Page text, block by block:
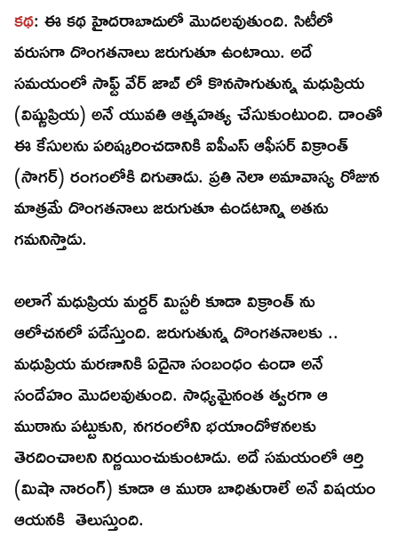
కథ: ఈ కథ హైదరాబాదులో మొదలవుతుంది. సిటీలో
వరుసగా దొంగతనాలు జరుగుతూ ఉంటాయి. అదే
సమయంలో సాఫ్ట్ వేర్ జాబ్ లో కొనసాగుతున్న మధుప్రియ
(విష్ణుప్రియ) అనే యువతి ఆత్మహత్య చేసుకుంటుంది. దాంతో
ఈ కేసులను పరిష్కరించడానికి ఐపీఎస్ ఆఫీసర్ విక్రాంత్
(సాగర్) రంగంలోకి దిగుతాడు. ప్రతి నెలా అమావాస్య రోజున
మాత్రమే దొంగతనాలు జరుగుతూ ఉండటాన్ని అతను
గమనిస్తాడు.
అలాగే మధుప్రియ మర్డర్ మిస్టరీ కూడా విక్రాంత్ ను
ఆలోచనలో పడేస్తుంది. జరుగుతున్న దొంగతనాలకు ..
మధుప్రియ మరణానికి ఏదైనా సంబంధం ఉందా అనే
సందేహం మొదలవుతుంది. సాధ్యమైనంత త్వరగా ఆ
ముఠాను పట్టుకుని, నగరంలోని భయాందోళనలకు
తెరదించాలని నిర్ణయించుకుంటాడు. అదే సమయంలో ఆర్తి
(మిషా నారంగ్) కూడా ఆ ముఠా బాధితురాలే అనే విషయం
ఆయనకి తెలుస్తుంది.